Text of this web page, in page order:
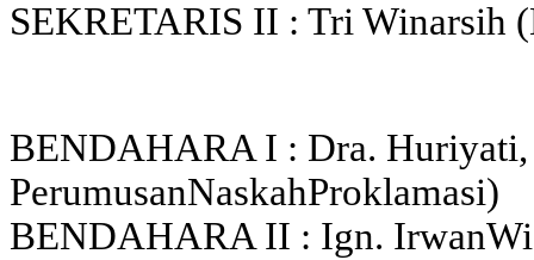
SEKRETARIS II : Tri Winarsih
BENDAHARA I : Dra.
PerumusanNaskahProklamasi)
BENDAHARA II : Ign.